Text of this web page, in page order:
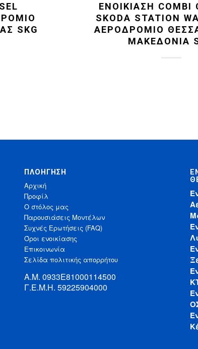
SKG
ΕΝΟΙΚΊΑΣΗ COMBI
SKODA STATION
ΑΕΡΟΔΡΌΜΙΟ
ΜΑΚΕΔΟΝΊΑ
ΠΛΟΉΓΗΣΗ
Αρχική
Προφίλ
Ο στόλος μας
Παρουσιάσεις Μοντέλων
Συχνές Ερωτήσεις (FAQ)
Όροι ενοικίασης
Επικοινωνία
Σελίδα πολιτικής απορρήτου
Α.Μ. 0933Ε81000114500
Γ.Ε.Μ.Η. 59225904000